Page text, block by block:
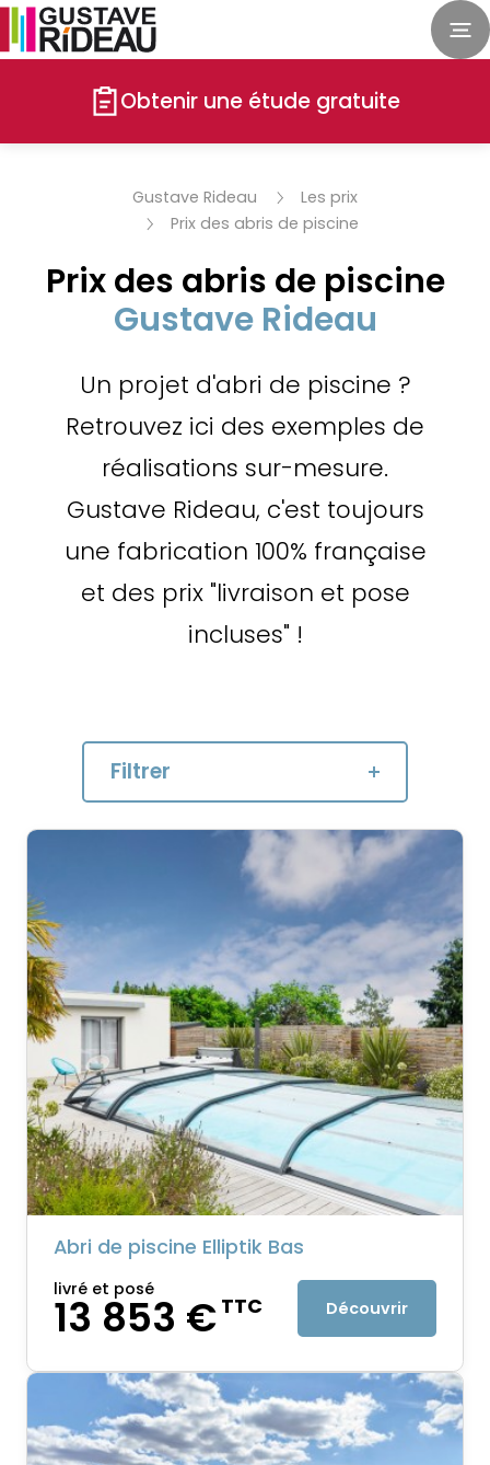
Obtenir une étude gratuite
Gustave Rideau
Les prix
Prix des abris de piscine
Prix des abris de piscine
Gustave Rideau
Un projet d'abri de piscine ?
Retrouvez ici des exemples de
réalisations sur-mesure.
Gustave Rideau, c'est toujours
une fabrication 100% française
et des prix "livraison et pose
incluses" !
Filtrer
Abri de piscine Elliptik Bas
livré et posé
13 853 €TTC Découvrir